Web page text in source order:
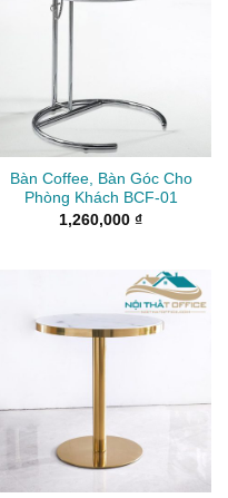
Bàn Coffee, Bàn Góc Cho
Phòng Khách BCF-01
1,260,000 ₫